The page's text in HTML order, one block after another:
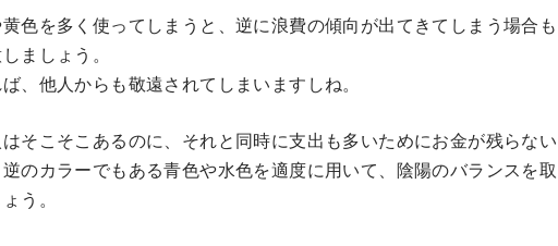
色を多く使ってしまうと、逆に浪費の傾向が出てきてしまう場合も
ましょう。
、他人からも敬遠されてしまいますしね。
そこそこあるのに、それと同時に支出も多いためにお金が残らない
のカラーでもある青色や水色を適度に用いて、陰陽のバランスを取
う。